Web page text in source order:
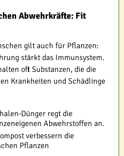
Abwehrkräfte: Fit
gilt auch für Pflanzen:
stärkt das Immunsystem.
oft Substanzen, die die
Krankheiten und Schädlinge
Dünger regt die
Abwehrstoffen an.
verbessern die
Pflanzen